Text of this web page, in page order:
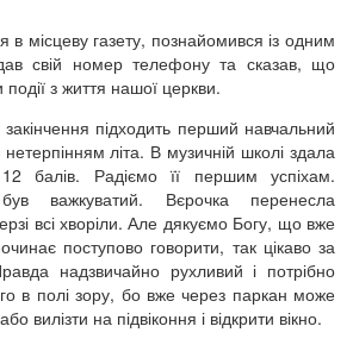
місцеву газету, познайомився із одним
свій номер телефону та сказав, що
події з життя нашої церкви.
підходить перший навчальний
літа. В музичній школі здала
балів. Радіємо її першим успіхам.
важкуватий. Вєрочка перенесла
всі хворіли. Але дякуємо Богу, що вже
поступово говорити, так цікаво за
надзвичайно рухливий і потрібно
в полі зору, бо вже через паркан може
вилізти на підвіконня і відкрити вікно.